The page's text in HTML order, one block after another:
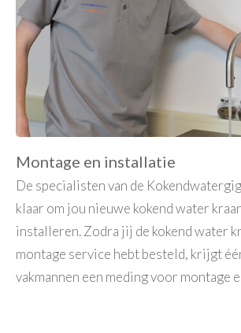
Montage en installatie
De specialisten van de
klaar om jou nieuwe kokend water
installeren. Zodra jij de kokend water
montage service hebt besteld, krijgt
vakmannen een meding voor montage